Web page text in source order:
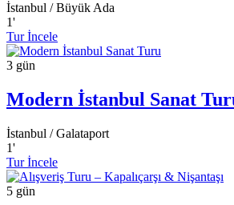
İstanbul / Büyük Ada
1'
Tur İncele
3 gün
Modern İstanbul Sanat
İstanbul / Galataport
1'
Tur İncele
5 gün